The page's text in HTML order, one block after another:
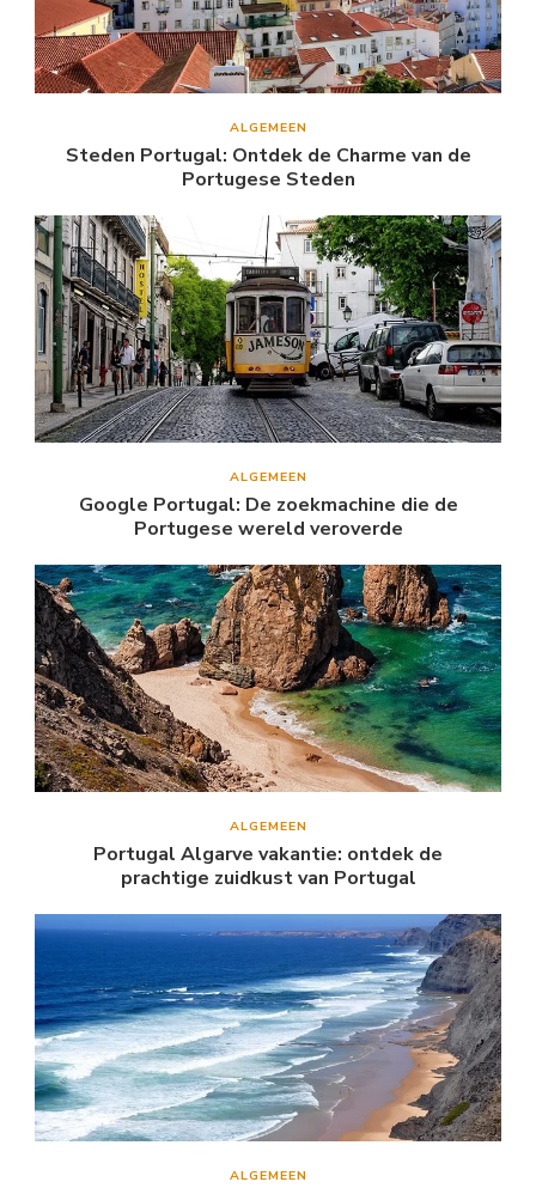
ALGEMEEN
Steden Portugal: Ontdek de Charme van de
Portugese Steden
ALGEMEEN
Google Portugal: De zoekmachine die de
Portugese wereld veroverde
ALGEMEEN
Portugal Algarve vakantie: ontdek de
prachtige zuidkust van Portugal
ALGEMEEN